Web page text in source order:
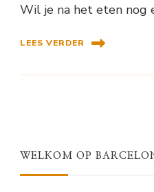
Wil je na het eten nog
LEES VERDER
WELKOM OP